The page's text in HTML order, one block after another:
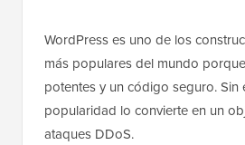
WordPress es uno de los
más populares del mundo
potentes y un código seguro. Sin
popularidad lo convierte en un
ataques DDoS.